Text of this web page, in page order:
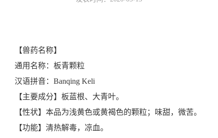
【兽药名称】
通用名称：板青颗粒
汉语拼音：Banqing Keli
【主要成分】板蓝根、大青叶。
【性状】本品为浅黄色或黄褐色的颗粒；味甜，微苦。
【功能】清热解毒，凉血。